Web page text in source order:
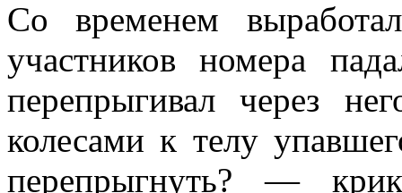
Со временем
участников номера
перепрыгивал через
колесами к телу
перепрыгнуть? —